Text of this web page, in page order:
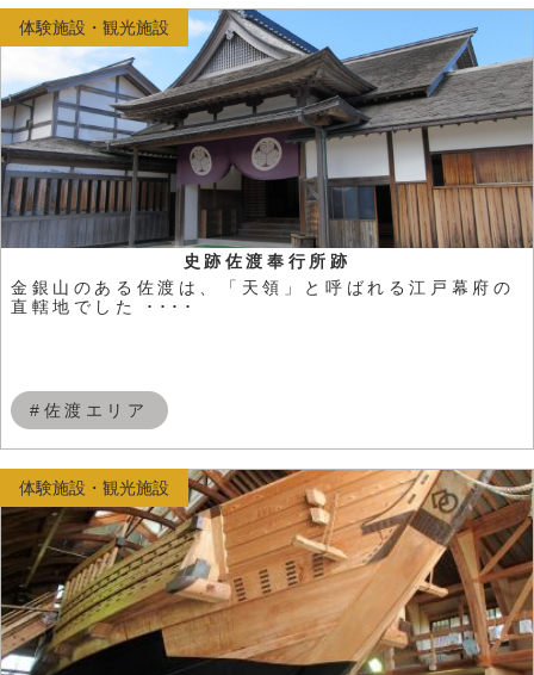
史跡佐渡奉行所跡
金銀山のある佐渡は、「天領」と呼ばれる江戸幕府の
直轄地でした ････
#佐渡エリア
体験施設・観光施設
体験施設・観光施設